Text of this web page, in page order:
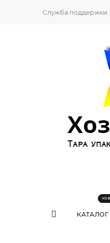
Служба поддержки:
КАТАЛОГ